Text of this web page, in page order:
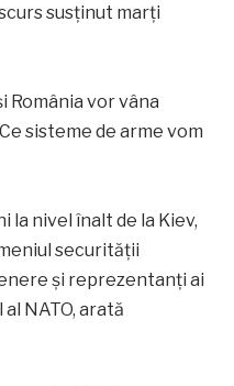
susținut marți
România vor vâna
sisteme de arme vom
la nivel înalt de la Kiev,
securității
și reprezentanți ai
NATO, arată